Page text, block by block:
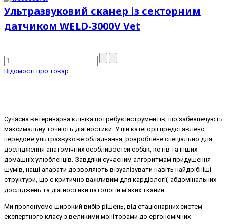
Ультразвуковий сканер із секторним
датчиком WELD-3000V Vet
Відомості про товар
Сучасна ветеринарна клініка потребує інструментів, що забезпечують
максимальну точність діагностики. У цій категорії представлено
передове ультразвукове обладнання, розроблене спеціально для
дослідження анатомічних особливостей собак, котів та інших
домашніх улюбленців. Завдяки сучасним алгоритмам придушення
шумів, наші апарати дозволяють візуалізувати навіть найдрібніші
структури, що є критично важливим для кардіології, абдомінальних
досліджень та діагностики патологій м'яких тканин
Ми пропонуємо широкий вибір рішень, від стаціонарних систем
експертного класу з великими моніторами до ергономічних